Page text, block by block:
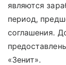
являются
период,
соглашения.
«Зенит».